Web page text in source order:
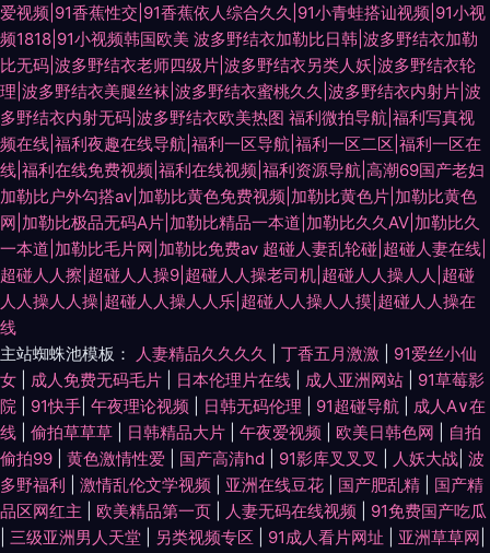
爱视频|91香蕉性交|91香蕉依人综合久久|91小青蛙搭讪视频|91小视
频1818|91小视频韩国欧美 波多野结衣加勒比日韩|波多野结衣加勒
比无码|波多野结衣老师四级片|波多野结衣另类人妖|波多野结衣轮
理|波多野结衣美腿丝袜|波多野结衣蜜桃久久|波多野结衣内射片|波
多野结衣内射无码|波多野结衣欧美热图 福利微拍导航|福利写真视
频在线|福利夜趣在线导航|福利一区导航|福利一区二区|福利一区在
线|福利在线免费视频|福利在线视频|福利资源导航|高潮69国产老妇
加勒比户外勾搭av|加勒比黄色免费视频|加勒比黄色片|加勒比黄色
网|加勒比极品无码A片|加勒比精品一本道|加勒比久久AV|加勒比久
一本道|加勒比毛片网|加勒比免费av 超碰人妻乱轮碰|超碰人妻在线|
超碰人人擦|超碰人人操9|超碰人人操老司机|超碰人人操人人|超碰
人人操人人操|超碰人人操人人乐|超碰人人操人人摸|超碰人人操在
线
主站蜘蛛池模板：
人妻精品久久久久 丁香五月激激
91爱丝小仙
女
成人免费无码毛片 日本伦理片在线 成人亚洲网站
91草莓影
院
91快手 午夜理论视频 日韩无码伦理 91超碰导航
成人A∨在
线
偷拍草草草 日韩精品大片 午夜爱视频 欧美日韩色网
自拍
偷拍99
黄色激情性爱 国产高清hd 91影库叉叉叉 人妖大战 波
多野福利
激情乱伦文学视频 亚洲在线豆花 国产肥乱精
国产精
品区网红主
欧美精品第一页 人妻无码在线视频
91免费国产吃瓜
三级亚洲男人天堂 另类视频专区 91成人看片网址 亚洲草草网